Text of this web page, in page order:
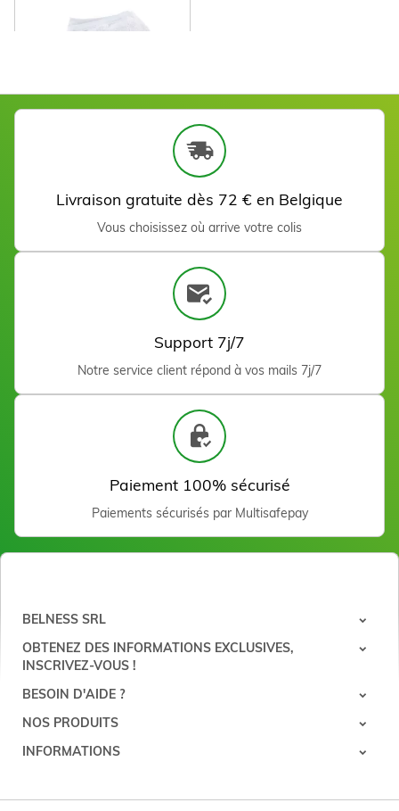
Voir
Paraffine Neutre 2 x 500
ml
Voir
Livraison gratuite dès 72 € en Belgique
Vous choisissez où arrive votre colis
Support 7j/7
Notre service client répond à vos mails 7j/7
Paiement 100% sécurisé
Paiements sécurisés par Multisafepay
BELNESS SRL
OBTENEZ DES INFORMATIONS EXCLUSIVES,
INSCRIVEZ-VOUS !
BESOIN D'AIDE ?
NOS PRODUITS
INFORMATIONS